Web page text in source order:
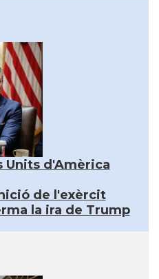
Units d'Amèrica
de l'exèrcit
la ira de Trump